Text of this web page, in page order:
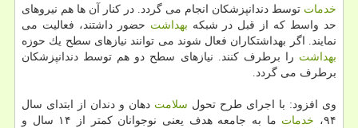
خدمات توسط دندانپزشكان انجام می گردد. در كنار آن ها هم نیروهای
حد واسط كه از قبل در شبكه بهداشت حضور داشتند، فعالیت می
نمایند. اگر بهداشتكاران فعال شوند می توانند نیازهای سطح یك حوزه
بهداشت را برطرف كنند. نیازهای سطح دو هم توسط دندانپزشكان
برطرف می گردد.
وی افزود: با اجرای طرح تحول سلامت دهان و دندان از ابتدای سال
۹۴،
خدمات
ما به جامعه هدف یعنی نوجوانان كمتر از ۱۴ سال و